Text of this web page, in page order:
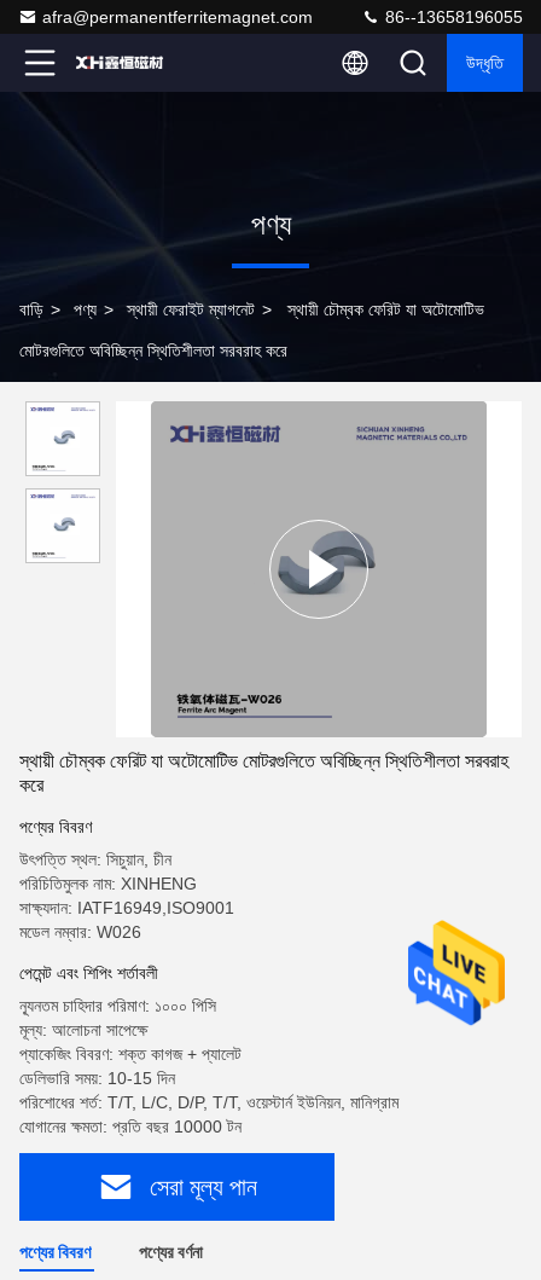
afra@permanentferritemagnet.com 86--13658196055
উদ্ধৃতি
পণ্য
বাড়ি > পণ্য > স্থায়ী ফেরাইট ম্যাগনেট > স্থায়ী চৌম্বক ফেরিট যা অটোমোটিভ
মোটরগুলিতে অবিচ্ছিন্ন স্থিতিশীলতা সরবরাহ করে
স্থায়ী চৌম্বক ফেরিট যা অটোমোটিভ মোটরগুলিতে অবিচ্ছিন্ন স্থিতিশীলতা সরবরাহ
করে
পণ্যের বিবরণ
উৎপত্তি স্থল: সিচুয়ান, চীন
পরিচিতিমুলক নাম: XINHENG
সাক্ষ্যদান: IATF16949,ISO9001
মডেল নম্বার: W026
পেমেন্ট এবং শিপিং শর্তাবলী
ন্যূনতম চাহিদার পরিমাণ: ১০০০ পিসি
মূল্য: আলোচনা সাপেক্ষে
প্যাকেজিং বিবরণ: শক্ত কাগজ + প্যালেট
ডেলিভারি সময়: 10-15 দিন
পরিশোধের শর্ত: T/T, L/C, D/P, T/T, ওয়েস্টার্ন ইউনিয়ন, মানিগ্রাম
যোগানের ক্ষমতা: প্রতি বছর 10000 টন
সেরা মূল্য পান
পণ্যের বিবরণ পণ্যের বর্ণনা